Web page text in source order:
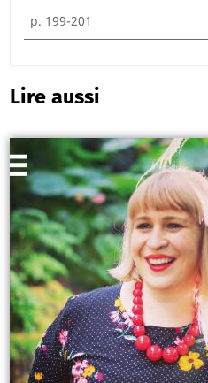
p. 199-201
Lire aussi